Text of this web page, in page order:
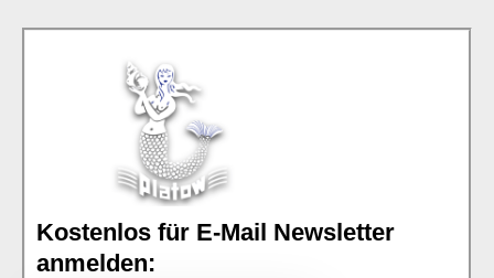
Kostenlos für E-Mail Newsletter
anmelden: